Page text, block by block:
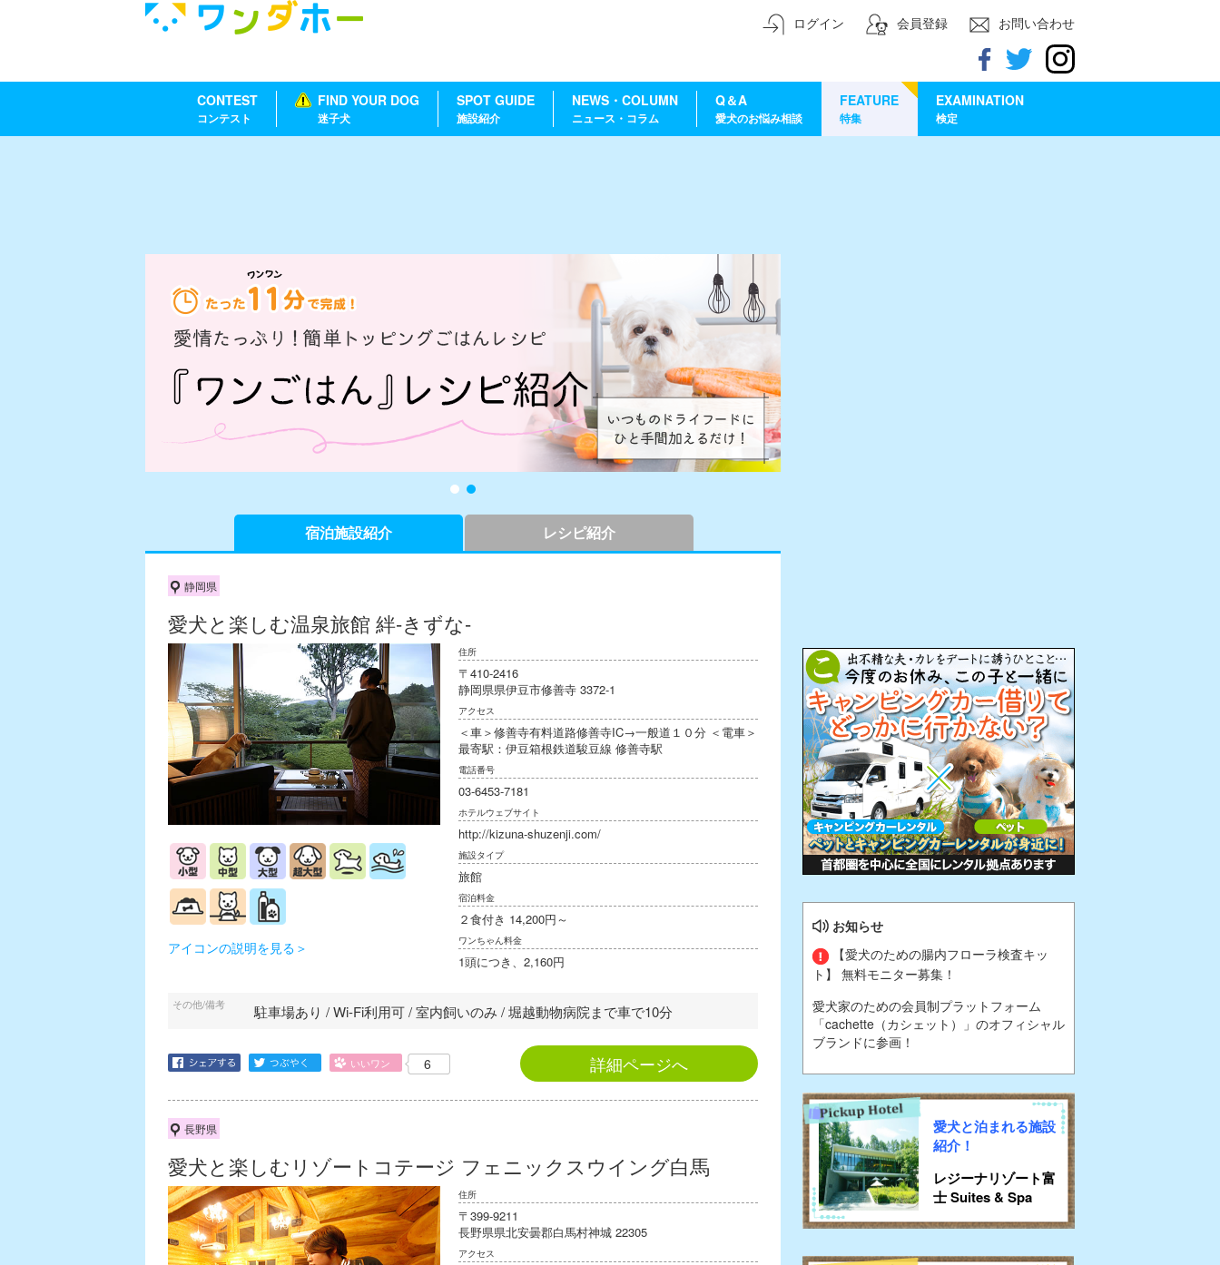
ログイン 会員登録 お問い合わせ
CONTEST
コンテスト
FIND YOUR DOG
迷子犬
SPOT GUIDE
施設紹介
NEWS・COLUMN
ニュース・コラム
Q＆A
愛犬のお悩み相談
FEATURE
特集
EXAMINATION
検定
宿泊施設紹介 レシピ紹介
静岡県
愛犬と楽しむ温泉旅館 絆-きずな-
アイコンの説明を見る＞
住所
〒410-2416
静岡県県伊豆市修善寺 3372-1
アクセス
＜車＞修善寺有料道路修善寺IC→一般道１０分 ＜電車＞
最寄駅：伊豆箱根鉄道駿豆線 修善寺駅
電話番号
03-6453-7181
ホテルウェブサイト
http://kizuna-shuzenji.com/
施設タイプ
旅館
宿泊料金
２食付き 14,200円～
ワンちゃん料金
1頭につき、2,160円
その他/備考 駐車場あり / Wi-Fi利用可 / 室内飼いのみ / 堀越動物病院まで車で10分
6 詳細ページへ
長野県
愛犬と楽しむリゾートコテージ フェニックスウイング白馬
住所
〒399-9211
長野県県北安曇郡白馬村神城 22305
アクセス
お知らせ
【愛犬のための腸内フローラ検査キッ
ト】 無料モニター募集！
愛犬家のための会員制プラットフォーム
「cachette（カシェット）」のオフィシャル
ブランドに参画！
愛犬と泊まれる施設
紹介！
レジーナリゾート富
士 Suites & Spa